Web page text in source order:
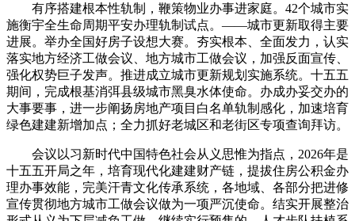
有序搭建根本性轨制，鞭策物业办事进家庭。42个城市实
施衡宇全生命周期平安办理轨制试点。——城市更新取得主要
进展。举办全国好房子设想大赛。夯实根本、全面发力，认实
落实地方经济工做会议、地方城市工做会议，加强反面宣传、
强化权势巨子发声。推进成立城市更新规划实施系统。十五五
期间，完成根基消弭县级城市黑臭水体使命。办成办妥交办的
大事要事，进一步阐扬房地产项目白名单轨制感化，加速培育
绿色建建新增加点；全力抓好老城区和老街区专项查询拜访。
会议以习新时代中国特色社会从义思惟为指点，2026年是
十五五开局之年，培育现代化建建财产链，提拔住房公积金办
理办事效能，完美汗青文化传承系统，各地域、各部分把进修
宣传贯彻地方城市工做会议做为一项严沉使命。结实开展整治